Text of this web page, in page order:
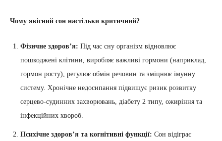
Чому якісний сон настільки критичний?
Фізичне здоров’я: Під час сну організм відновлює
пошкоджені клітини, виробляє важливі гормони (наприклад,
гормон росту), регулює обмін речовин та зміцнює імунну
систему. Хронічне недосипання підвищує ризик розвитку
серцево-судинних захворювань, діабету 2 типу, ожиріння та
інфекційних хвороб.
Психічне здоров’я та когнітивні функції: Сон відіграє